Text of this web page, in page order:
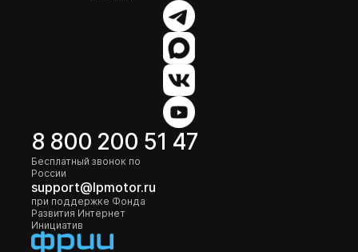
8 800 200 51 47
Бесплатный звонок по
России
support@lpmotor.ru
при поддержке Фонда
Развития Интернет
Инициатив